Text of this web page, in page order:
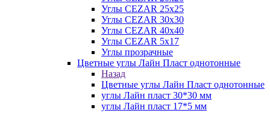
Углы CEZAR 25х25
Углы CEZAR 30х30
Углы CEZAR 40х40
Углы CEZAR 5х17
Углы прозрачные
Цветные углы Лайн Пласт однотонные
Назад
Цветные углы Лайн Пласт однотонные
углы Лайн пласт 30*30 мм
углы Лайн пласт 17*5 мм